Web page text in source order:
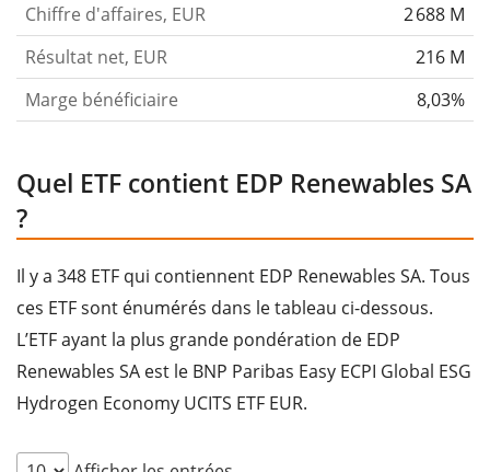
Chiffre d'affaires, EUR
2 688 M
Résultat net, EUR
216 M
Marge bénéficiaire
8,03%
Quel ETF contient EDP Renewables SA
?
Il y a 348 ETF qui contiennent EDP Renewables SA. Tous
ces ETF sont énumérés dans le tableau ci-dessous.
L’ETF ayant la plus grande pondération de EDP
Renewables SA est le BNP Paribas Easy ECPI Global ESG
Hydrogen Economy UCITS ETF EUR.